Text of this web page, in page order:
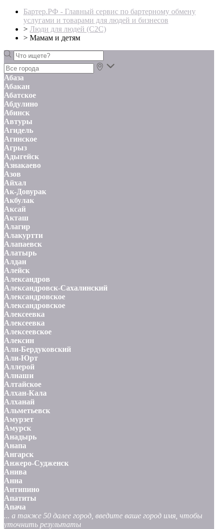
Бартер.РФ - Главный сервис по бартерному обмену
услугами и товарами для людей и бизнесов
> Люди для людей (С2С)
> Мамам и детям
Абаза
Абакан
Абатское
Абдулино
Абинск
Автуры
Агидель
Агинское
Агрыз
Адыгейск
Азнакаево
Азов
Айхал
Ак-Довурак
Акбулак
Аксай
Акташ
Алагир
Алакуртти
Алапаевск
Алатырь
Алдан
Алейск
Александров
Александровск-Сахалинский
Александровское
Александровское
Алексеевка
Алексеевка
Алексеевское
Алексин
Али-Бердуковский
Али-Юрт
Аллерой
Алнаши
Алтайское
Алхан-Кала
Алханай
Альметьевск
Амурзет
Амурск
Анадырь
Анапа
Ангарск
Анжеро-Судженск
Анива
Анна
Антипино
Апатиты
Апача
... а также 50 далее город, введите ваше город имя, чтобы
уточнить результаты